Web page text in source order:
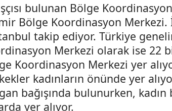
bulunan Bölge
Bölge Koordinasyon Merkezi.
takip ediyor. Türkiye
Merkezi olarak ise 22
Koordinasyon Merkezi yer
kadınların önünde yer
bağışında bulunurken, kadın
yer alıyor.